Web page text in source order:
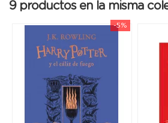
9 productos en la misma
-5%